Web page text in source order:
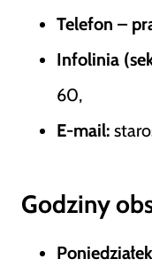
Telefon –
Infolinia
60,
E-mail:
Godziny